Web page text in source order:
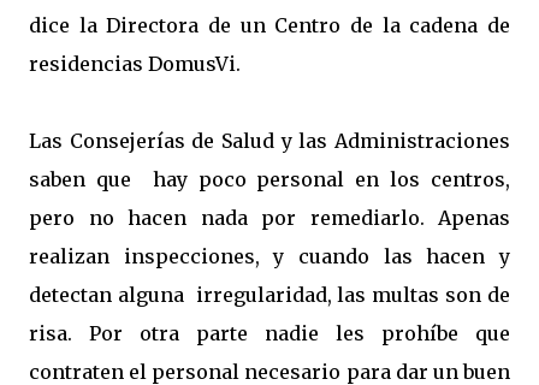
dice la Directora de un Centro de la cadena de
residencias DomusVi.
Las Consejerías de Salud y las Administraciones
saben que hay poco personal en los centros,
pero no hacen nada por remediarlo. Apenas
realizan inspecciones, y cuando las hacen y
detectan alguna irregularidad, las multas son de
risa. Por otra parte nadie les prohíbe que
contraten el personal necesario para dar un buen